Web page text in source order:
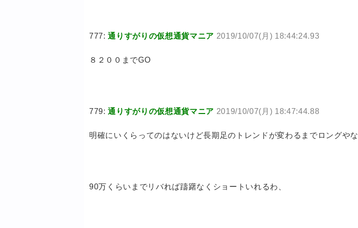
777:通りすがりの仮想通貨マニア 2019/10/07(月) 18:44:24.93
８２００までGO
779:通りすがりの仮想通貨マニア 2019/10/07(月) 18:47:44.88
明確にいくらってのはないけど長期足のトレンドが変わるまでロングやな
90万くらいまでリバれば躊躇なくショートいれるわ、